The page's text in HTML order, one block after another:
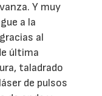
Y muy
a la
al
última
taladrado
de pulsos